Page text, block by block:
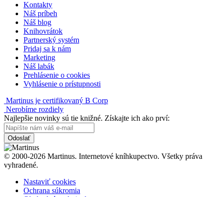
Kontakty
Náš príbeh
Náš blog
Knihovrátok
Partnerský systém
Pridaj sa k nám
Marketing
Náš labák
Prehlásenie o cookies
Vyhlásenie o prístupnosti
Martinus je certifikovaný B Corp
Nerobíme rozdiely
Najlepšie novinky sú tie knižné. Získajte ich ako prví:
Odoslať
© 2000-2026 Martinus. Internetové kníhkupectvo. Všetky práva
vyhradené.
Nastaviť cookies
Ochrana súkromia